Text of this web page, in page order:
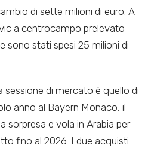
di sette milioni di euro. A
a centrocampo prelevato
sono stati spesi 25 milioni di
sessione di mercato è quello di
anno al Bayern Monaco, il
sorpresa e vola in Arabia per
fino al 2026. I due acquisti